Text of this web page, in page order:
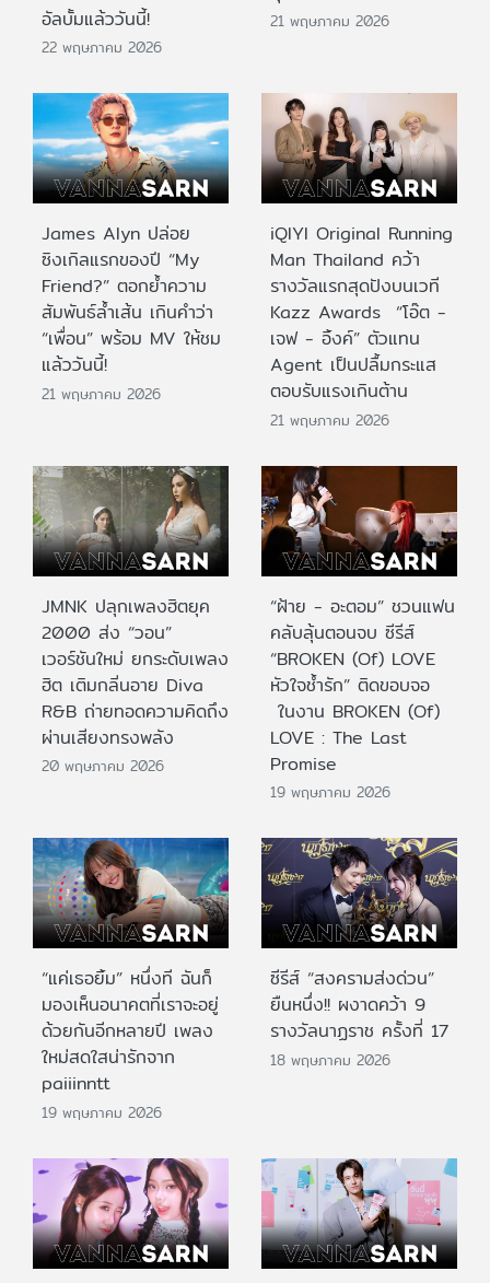
อัลบั้มแล้ววันนี้!
22 พฤษภาคม 2026
21 พฤษภาคม 2026
James Alyn ปล่อย
ซิงเกิลแรกของปี “My
Friend?” ตอกย้ำความ
สัมพันธ์ล้ำเส้น เกินคำว่า
“เพื่อน” พร้อม MV ให้ชม
แล้ววันนี้!
21 พฤษภาคม 2026
iQIYI Original Running
Man Thailand คว้า
รางวัลแรกสุดปังบนเวที
Kazz Awards “โอ๊ต -
เจฟ - อิ้งค์” ตัวแทน
Agent เป็นปลื้มกระแส
ตอบรับแรงเกินต้าน
21 พฤษภาคม 2026
JMNK ปลุกเพลงฮิตยุค
2000 ส่ง “วอน”
เวอร์ชันใหม่ ยกระดับเพลง
ฮิต เติมกลิ่นอาย Diva
R&B ถ่ายทอดความคิดถึง
ผ่านเสียงทรงพลัง
20 พฤษภาคม 2026
“ฝ้าย - อะตอม” ชวนแฟน
คลับลุ้นตอนจบ ซีรีส์
“BROKEN (Of) LOVE
หัวใจช้ำรัก” ติดขอบจอ
ในงาน BROKEN (Of)
LOVE : The Last
Promise
19 พฤษภาคม 2026
“แค่เธอยิ้ม” หนึ่งที ฉันก็
มองเห็นอนาคตที่เราจะอยู่
ด้วยกันอีกหลายปี เพลง
ใหม่สดใสน่ารักจาก
paiiinntt
19 พฤษภาคม 2026
ซีรีส์ “สงครามส่งด่วน”
ยืนหนึ่ง!! ผงาดคว้า 9
รางวัลนาฏราช ครั้งที่ 17
18 พฤษภาคม 2026